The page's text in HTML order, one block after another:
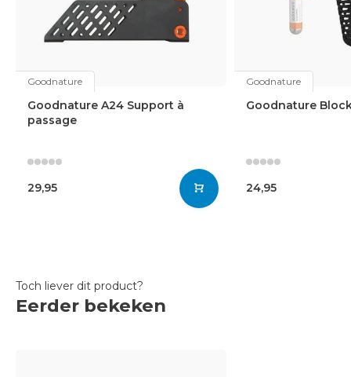
Goodnature
Goodnature A24 Support à
passage
29,95
Goodnature
Goodnature
24,95
Toch liever dit product?
Eerder bekeken